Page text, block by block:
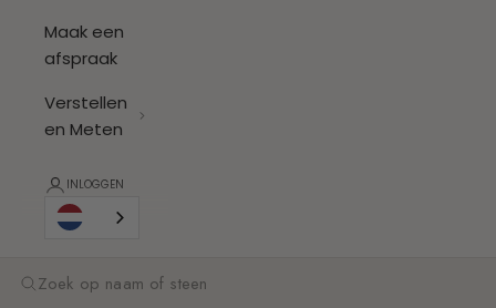
Maak een
afspraak
Verstellen
en Meten
INLOGGEN
Zoeken